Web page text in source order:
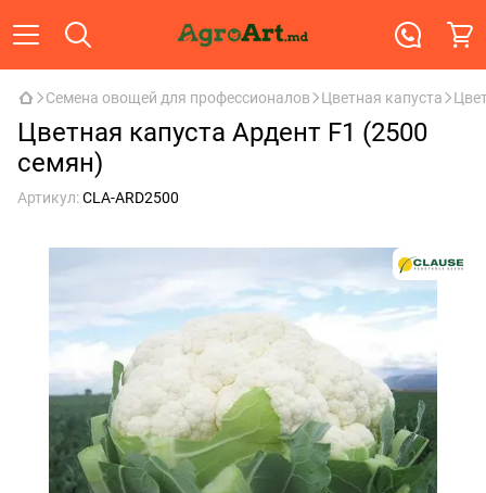
Семена овощей для профессионалов Цветная капуста
Цветная капуста Ардент F1 (2500
семян)
Артикул:CLA-ARD2500